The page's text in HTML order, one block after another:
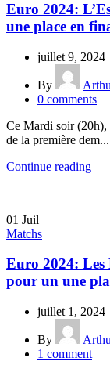
Euro 2024:
une place en
juillet 9, 2024
By
0 comments
Ce Mardi soir (20h),
de la première dem...
Continue reading
01 Juil
Matchs
Euro 2024: Les
pour un une
juillet 1, 2024
By
1 comment